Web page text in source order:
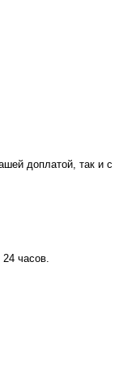
доплатой, так и с
часов.